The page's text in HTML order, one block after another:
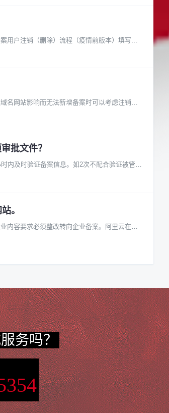
用户注销（删除）流程（疫情前版本）填写河
名网站影响而无法新增备案时可以考虑注销之
批文件？
内及时验证备案信息。如2次不配合验证被管局
。
内容要求必须整改转向企业备案。阿里云在新
务吗？